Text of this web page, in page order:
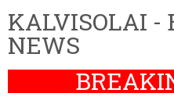
KALVISOLAI -
NEWS